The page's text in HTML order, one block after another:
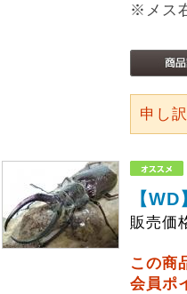
※メス
申し
【
販売価
この商
会員ポ